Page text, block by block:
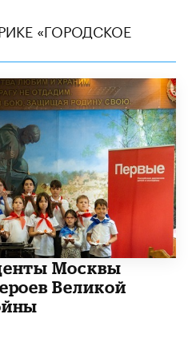
«ГОРОДСКОЕ
Москвы
Великой